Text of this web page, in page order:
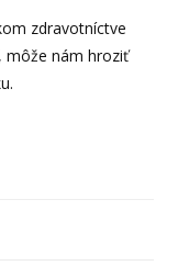
zdravotníctve
môže nám hroziť